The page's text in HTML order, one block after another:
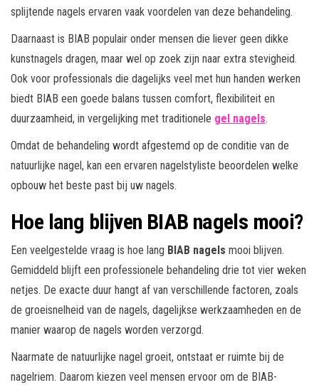
splijtende nagels ervaren vaak voordelen van deze behandeling.
Daarnaast is BIAB populair onder mensen die liever geen dikke
kunstnagels dragen, maar wel op zoek zijn naar extra stevigheid.
Ook voor professionals die dagelijks veel met hun handen werken
biedt BIAB een goede balans tussen comfort, flexibiliteit en
duurzaamheid, in vergelijking met traditionele gel nagels.
Omdat de behandeling wordt afgestemd op de conditie van de
natuurlijke nagel, kan een ervaren nagelstyliste beoordelen welke
opbouw het beste past bij uw nagels.
Hoe lang blijven BIAB nagels mooi?
Een veelgestelde vraag is hoe lang BIAB nagels mooi blijven.
Gemiddeld blijft een professionele behandeling drie tot vier weken
netjes. De exacte duur hangt af van verschillende factoren, zoals
de groeisnelheid van de nagels, dagelijkse werkzaamheden en de
manier waarop de nagels worden verzorgd.
Naarmate de natuurlijke nagel groeit, ontstaat er ruimte bij de
nagelriem. Daarom kiezen veel mensen ervoor om de BIAB-